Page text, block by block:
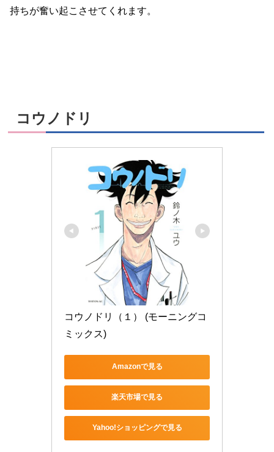
持ちが奮い起こさせてくれます。
コウノドリ
コウノドリ（１） (モーニングコ
ミックス)
Amazonで見る
楽天市場で見る
Yahoo!ショッピングで見る